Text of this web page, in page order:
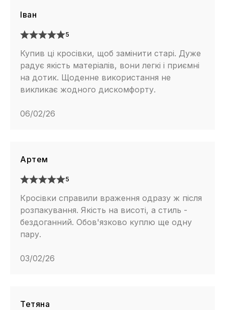
Іван
5
Купив ці кросівки, щоб замінити старі. Дуже
радує якість матеріалів, вони легкі і приємні
на дотик. Щоденне використання не
викликає жодного дискомфорту.
06/02/26
Артем
5
Кросівки справили враження одразу ж після
розпакування. Якість на висоті, а стиль -
бездоганний. Обов'язково куплю ще одну
пару.
03/02/26
Тетяна